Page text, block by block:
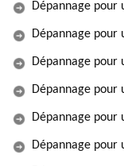
Dépannage
Dépannage
Dépannage pour
Dépannage pour
Dépannage pour
Dépannage